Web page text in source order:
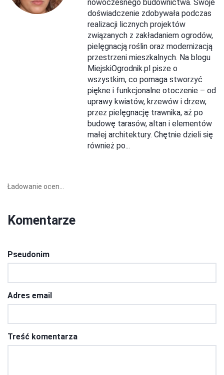
nowoczesnego budownictwa. Swoje
doświadczenie zdobywała podczas
realizacji licznych projektów
związanych z zakładaniem ogrodów,
pielęgnacją roślin oraz modernizacją
przestrzeni mieszkalnych. Na blogu
MiejskiOgrodnik.pl pisze o
wszystkim, co pomaga stworzyć
piękne i funkcjonalne otoczenie – od
uprawy kwiatów, krzewów i drzew,
przez pielęgnację trawnika, aż po
budowę tarasów, altan i elementów
małej architektury. Chętnie dzieli się
również po...
Ładowanie ocen...
Komentarze
Pseudonim
Adres email
Treść komentarza